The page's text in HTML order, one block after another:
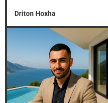
Driton Hoxha